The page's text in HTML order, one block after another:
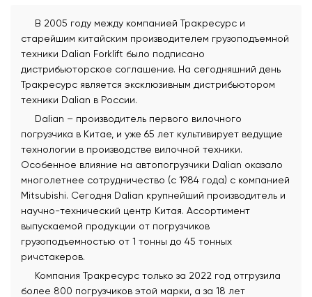
В 2005 году между компанией Тракресурс и
старейшим китайским производителем грузоподъемной
техники Dalian Forklift было подписано
дистрибьюторское соглашение. На сегодняшний день
Тракресурс является эксклюзивным дистрибьютором
техники Dalian в России.
Dalian – производитель первого вилочного
погрузчика в Китае, и уже 65 лет культивирует ведущие
технологии в производстве вилочной техники.
Особенное влияние на автопогрузчики Dalian оказало
многолетнее сотрудничество (с 1984 года) с компанией
Mitsubishi. Сегодня Dalian крупнейший производитель и
научно-технический центр Китая. Ассортимент
выпускаемой продукции от погрузчиков
грузоподъемностью от 1 тонны до 45 тонных
ричстакеров.
Компания Тракресурс только за 2022 год отгрузила
более 800 погрузчиков этой марки, а за 18 лет